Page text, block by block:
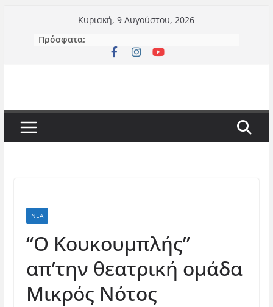
περιεχόμενο
Κυριακή, 9 Αυγούστου, 2026
Πρόσφατα:
ΝΈΑ
“Ο Κουκουμπλής”
απ’την θεατρική ομάδα
Μικρός Νότος